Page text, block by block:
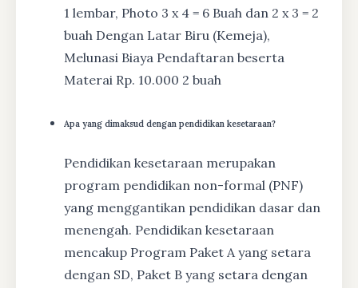
1 lembar, Photo 3 x 4 = 6 Buah dan 2 x 3 = 2
buah Dengan Latar Biru (Kemeja),
Melunasi Biaya Pendaftaran beserta
Materai Rp. 10.000 2 buah
Apa yang dimaksud dengan pendidikan kesetaraan?
Pendidikan kesetaraan merupakan
program pendidikan non-formal (PNF)
yang menggantikan pendidikan dasar dan
menengah. Pendidikan kesetaraan
mencakup Program Paket A yang setara
dengan SD, Paket B yang setara dengan